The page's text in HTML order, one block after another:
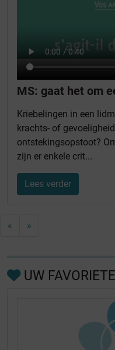
MS: gaat het om
Kriebelingen in een
krachts- of
ontstekingsopstoot?
zijn er enkele crit...
Lees verder
« »
UW